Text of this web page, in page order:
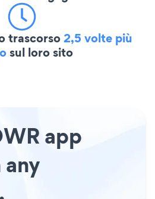
trascorso2,5 volte più
sul loro sito
app